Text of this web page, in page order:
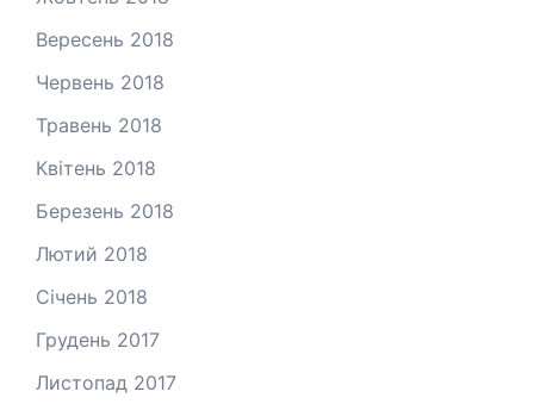
Вересень 2018
Червень 2018
Травень 2018
Квітень 2018
Березень 2018
Лютий 2018
Січень 2018
Грудень 2017
Листопад 2017